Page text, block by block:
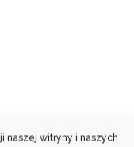
naszej witryny i naszych